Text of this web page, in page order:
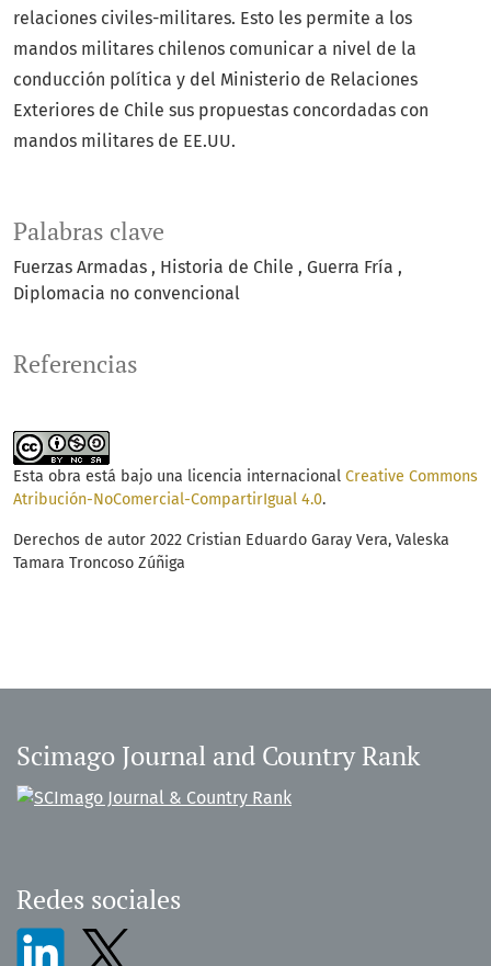
Palabras clave
Fuerzas Armadas Historia de Chile
Guerra Fría
Diplomacia no convencional
relaciones civiles-militares. Esto les permite a los
mandos militares chilenos comunicar a nivel de la
conducción política y del Ministerio de Relaciones
Exteriores de Chile sus propuestas concordadas con
mandos militares de EE.UU.
Referencias
Esta obra está bajo una licencia internacional Creative Commons
Atribución-NoComercial-CompartirIgual 4.0.
Derechos de autor 2022 Cristian Eduardo Garay Vera, Valeska
Tamara Troncoso Zúñiga
Scimago Journal and Country Rank
Redes sociales